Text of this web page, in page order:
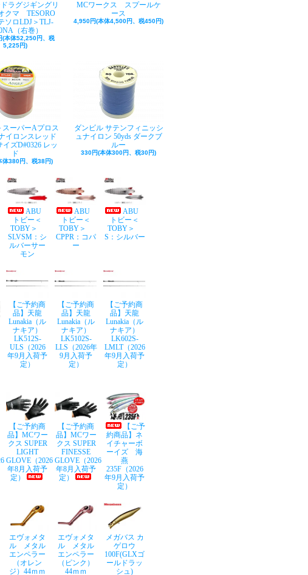
ドラグジギングリ
クマ TESORO
ソロLDJ＞TLJ-
（右巻）
(本体52,250円、税
5,225円)
MCワークス スプールケ
ース
4,950円(本体4,500円、税450円)
スーパーAプロス
イロンスレッド
イズD#0326 レッ
ド
体380円、税38円)
ダンビル サテンフィニッシ
ュナイロン 50yds ダークブ
ルー
330円(本体300円、税30円)
ABU
トビー＜
TOBY＞
SLVSM：シ
ルバーサー
モン
ABU
トビー＜
TOBY＞
CPPR：コパ
ー
ABU
トビー＜
TOBY＞
S：シルバー
【ご予約商
品】天龍
Lunakia（ル
ナキア）
LK512S-
ULS（2026
年9月入荷予
定）
【ご予約商
品】天龍
Lunakia（ル
ナキア）
LK5102S-
LLS（2026年
9月入荷予
定）
【ご予約商
品】天龍
Lunakia（ル
ナキア）
LK602S-
LMLT（2026
年9月入荷予
定）
【ご予約商
品】MCワー
クス SUPER
LIGHT
GLOVE（2026
年8月入荷予
定）
【ご予約商
品】MCワー
クス SUPER
FINESSE
GLOVE（2026
年8月入荷予
定）
【ご予
約商品】ネ
イチャーボ
ーイズ 海
燕
235F（2026
年9月入荷予
定）
エヴォメタ
ル メタル
エンペラー
（オレン
ジ）44ｍｍ
エヴォメタ
ル メタル
エンペラー
（ピンク）
44ｍｍ
メガバス カ
ゲロウ
100F(GLXゴ
ールドラッ
シュ)